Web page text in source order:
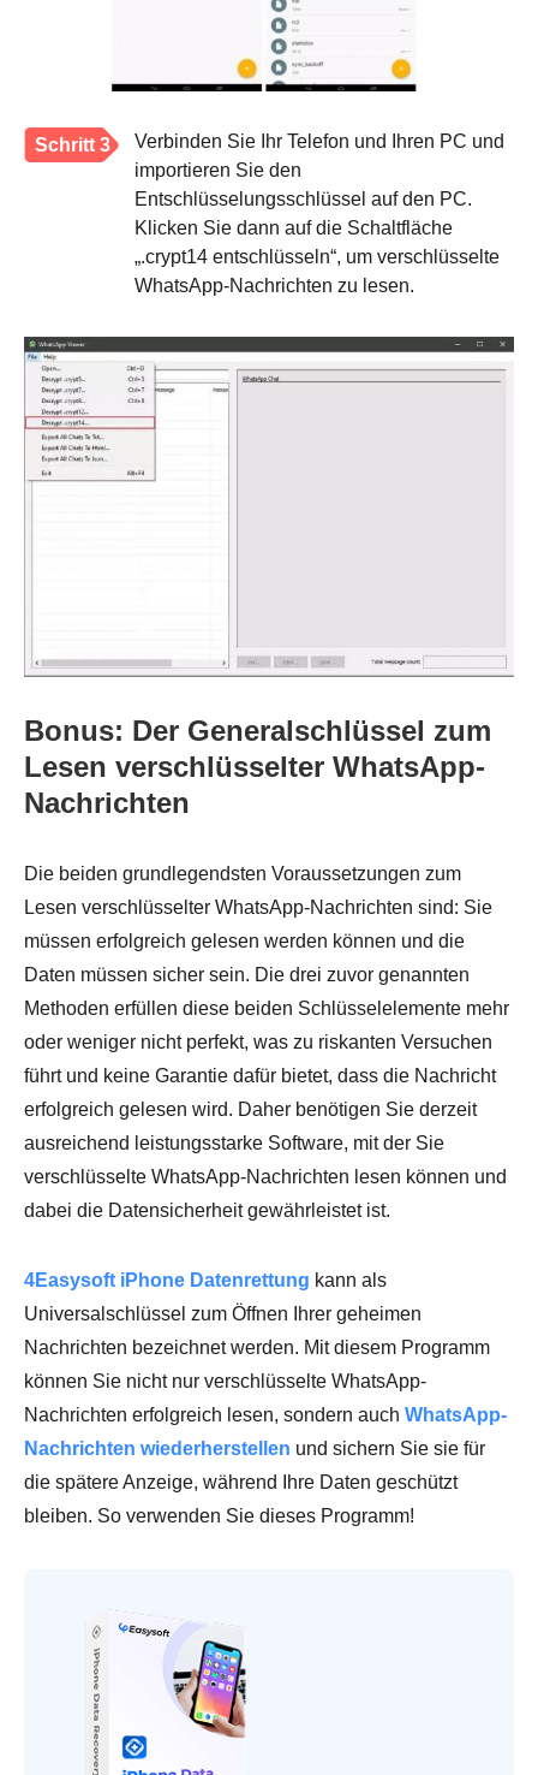
Schritt 3
Verbinden Sie Ihr Telefon und Ihren PC und
importieren Sie den
Entschlüsselungsschlüssel auf den PC.
Klicken Sie dann auf die Schaltfläche
„.crypt14 entschlüsseln“, um verschlüsselte
WhatsApp-Nachrichten zu lesen.
Bonus: Der Generalschlüssel zum
Lesen verschlüsselter WhatsApp-
Nachrichten
Die beiden grundlegendsten Voraussetzungen zum
Lesen verschlüsselter WhatsApp-Nachrichten sind: Sie
müssen erfolgreich gelesen werden können und die
Daten müssen sicher sein. Die drei zuvor genannten
Methoden erfüllen diese beiden Schlüsselelemente mehr
oder weniger nicht perfekt, was zu riskanten Versuchen
führt und keine Garantie dafür bietet, dass die Nachricht
erfolgreich gelesen wird. Daher benötigen Sie derzeit
ausreichend leistungsstarke Software, mit der Sie
verschlüsselte WhatsApp-Nachrichten lesen können und
dabei die Datensicherheit gewährleistet ist.
4Easysoft iPhone Datenrettung kann als
Universalschlüssel zum Öffnen Ihrer geheimen
Nachrichten bezeichnet werden. Mit diesem Programm
können Sie nicht nur verschlüsselte WhatsApp-
Nachrichten erfolgreich lesen, sondern auch WhatsApp-
Nachrichten wiederherstellen und sichern Sie sie für
die spätere Anzeige, während Ihre Daten geschützt
bleiben. So verwenden Sie dieses Programm!